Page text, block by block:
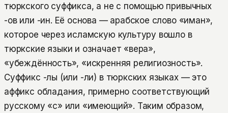
тюркского суффикса, а не с помощью привычных
-ов или -ин. Её основа — арабское слово «иман»,
которое через исламскую культуру вошло в
тюркские языки и означает «вера»,
«убеждённость», «искренняя религиозность».
Суффикс -лы (или -ли) в тюркских языках — это
аффикс обладания, примерно соответствующий
русскому «с» или «имеющий». Таким образом,